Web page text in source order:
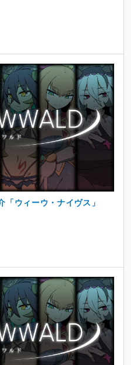
ウィーウ・ナイヴス」